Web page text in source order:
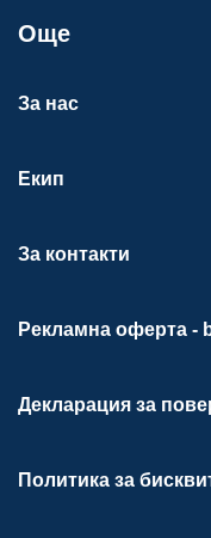
Още
За нас
Екип
За контакти
Рекламна оферта -
Декларация за
Политика за